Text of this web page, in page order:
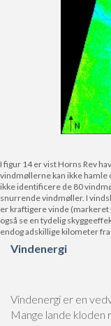
I figur 14 er vist Horns Rev
vindmøllerne kan ikke hamle
ikke identificere de 80
snurrende vindmøller. I
er kraftigere vinde (markeret
også se en tydelig
endog adskillige kilometer fra
Vindenergi
Vindenergi er en
Mange lande